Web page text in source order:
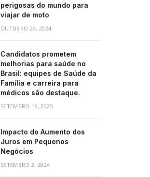
perigosas do mundo para
viajar de moto
OUTUBRO 24, 2024
Candidatos prometem
melhorias para saúde no
Brasil: equipes de Saúde da
Família e carreira para
médicos são destaque.
SETEMBRO 16, 2025
Impacto do Aumento dos
Juros em Pequenos
Negócios
SETEMBRO 2, 2024